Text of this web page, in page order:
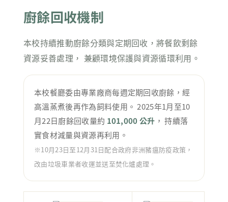
廚餘回收機制
本校持續推動廚餘分類與定期回收，將餐飲剩餘
資源妥善處理， 兼顧環境保護與資源循環利用。
本校餐廳委由專業廠商每週定期回收廚餘，經
高溫蒸煮後再作為飼料使用。 2025年1月至10
月22日廚餘回收量約 101,000 公升 ， 持續落
實食材減量與資源再利用。
※10月23日至12月31日配合政府非洲豬瘟防疫政策，
改由垃圾車業者收運並送至焚化爐處理。